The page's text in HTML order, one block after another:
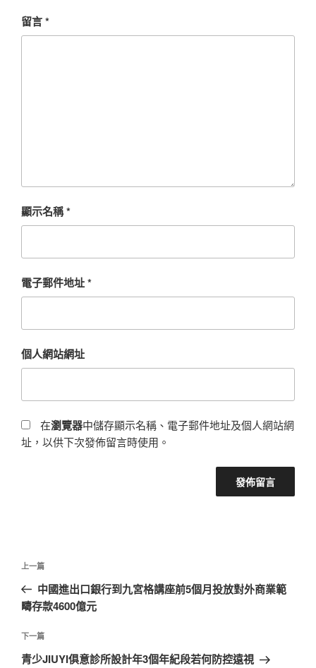
留言*
顯示名稱*
電子郵件地址*
個人網站網址
在瀏覽器中儲存顯示名稱、電子郵件地址及個人網站網
址，以供下次發佈留言時使用。
文
導
覽
上
一
篇
章
上一篇
中國進出口銀行到九宮格講座前5個月投放對外商業範
疇存款4600億元
下
一
下一篇
青少JIUYI俱意診所設計年3個年紀段若何防控遠視